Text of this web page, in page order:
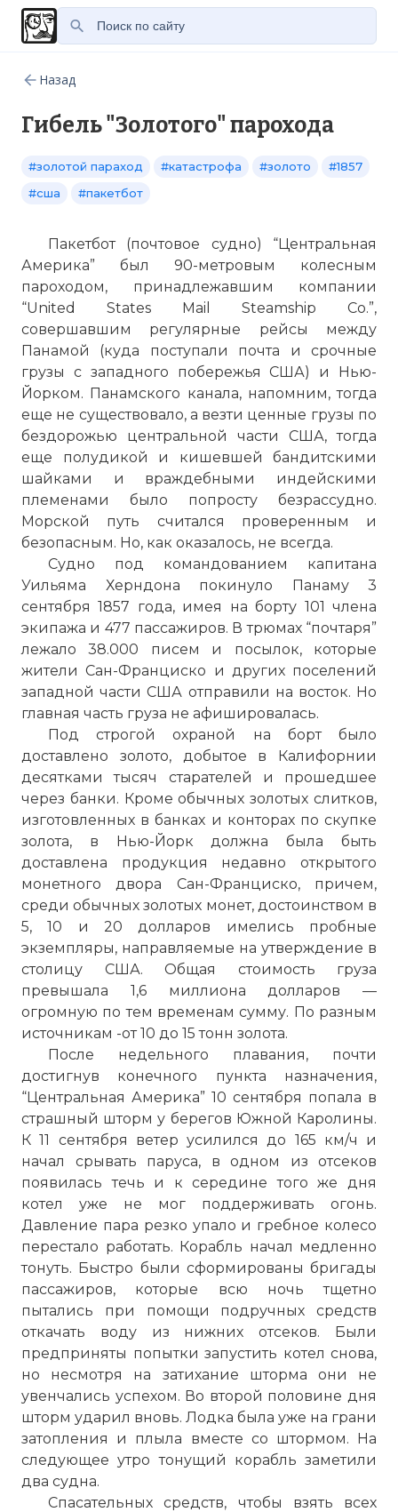
Назад
Гибель "Золотого" парохода
#золотой параход #катастрофа #золото
#1857
#сша
#пакетбот
Пакетбот (почтовое судно) “Центральная
Америка” был 90-метровым колесным
пароходом, принадлежавшим компании
“United States Mail Steamship Co.”,
совершавшим регулярные рейсы между
Панамой (куда поступали почта и срочные
грузы с западного побережья США) и Нью-
Йорком. Панамского канала, напомним, тогда
еще не существовало, а везти ценные грузы по
бездорожью центральной части США, тогда
еще полудикой и кишевшей бандитскими
шайками и враждебными индейскими
племенами было попросту безрассудно.
Морской путь считался проверенным и
безопасным. Но, как оказалось, не всегда.
Судно под командованием капитана
Уильяма Херндона покинуло Панаму 3
сентября 1857 года, имея на борту 101 члена
экипажа и 477 пассажиров. В трюмах “почтаря”
лежало 38.000 писем и посылок, которые
жители Сан-Франциско и других поселений
западной части США отправили на восток. Но
главная часть груза не афишировалась.
Под строгой охраной на борт было
доставлено золото, добытое в Калифорнии
десятками тысяч старателей и прошедшее
через банки. Кроме обычных золотых слитков,
изготовленных в банках и конторах по скупке
золота, в Нью-Йорк должна была быть
доставлена продукция недавно открытого
монетного двора Сан-Франциско, причем,
среди обычных золотых монет, достоинством в
5, 10 и 20 долларов имелись пробные
экземпляры, направляемые на утверждение в
столицу США. Общая стоимость груза
превышала 1,6 миллиона долларов —
огромную по тем временам сумму. По разным
источникам -от 10 до 15 тонн золота.
После недельного плавания, почти
достигнув конечного пункта назначения,
“Центральная Америка” 10 сентября попала в
страшный шторм у берегов Южной Каролины.
К 11 сентября ветер усилился до 165 км/ч и
начал срывать паруса, в одном из отсеков
появилась течь и к середине того же дня
котел уже не мог поддерживать огонь.
Давление пара резко упало и гребное колесо
перестало работать. Корабль начал медленно
тонуть. Быстро были сформированы бригады
пассажиров, которые всю ночь тщетно
пытались при помощи подручных средств
откачать воду из нижних отсеков. Были
предприняты попытки запустить котел снова,
но несмотря на затихание шторма они не
увенчались успехом. Во второй половине дня
шторм ударил вновь. Лодка была уже на грани
затопления и плыла вместе со штормом. На
следующее утро тонущий корабль заметили
два судна.
Спасательных средств, чтобы взять всех